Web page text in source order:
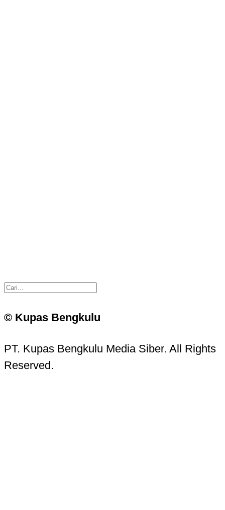
© Kupas Bengkulu
PT. Kupas Bengkulu Media Siber. All Rights
Reserved.